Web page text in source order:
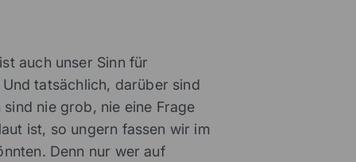
auch unser Sinn für
tatsächlich, darüber sind
nie grob, nie eine Frage
ist, so ungern fassen wir im
Denn nur wer auf